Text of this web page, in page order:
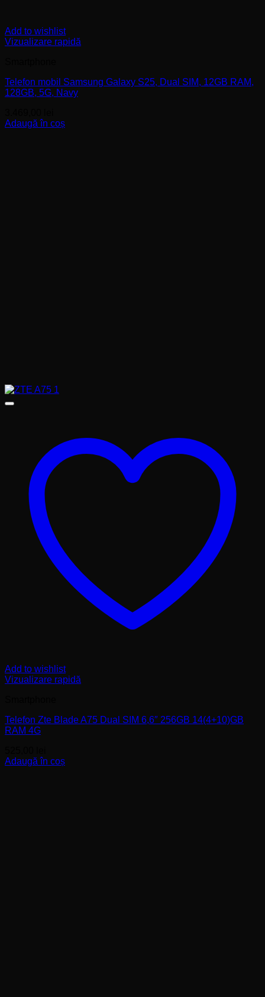
Add to wishlist
Vizualizare rapidă
Telefon mobil Samsung Galaxy S25, Dual SIM, 12GB RAM,
128GB, 5G, Navy
Adaugă în coș
Add to wishlist
Vizualizare rapidă
Telefon Zte Blade A75 Dual SIM 6,6″ 256GB 14(4+10)GB
RAM 4G
Adaugă în coș